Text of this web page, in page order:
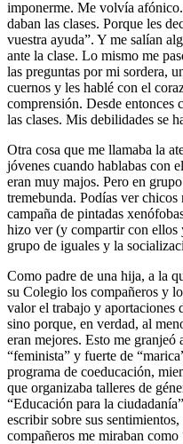
imponerme. Me volvía
daban las clases. Porque les
vuestra ayuda”. Y me salían
ante la clase. Lo mismo me
las preguntas por mi sordera,
cuernos y les hablé con el
comprensión. Desde entonces
las clases. Mis debilidades se
Otra cosa que me llamaba la
jóvenes cuando hablabas con
eran muy majos. Pero en
tremebunda. Podías ver
campaña de pintadas
hizo ver (y compartir con ellos
grupo de iguales y la
Como padre de una hija, a la
su Colegio los compañeros y
valor el trabajo y aportaciones
sino porque, en verdad, al
eran mejores. Esto me granjeó
“feminista” y fuerte de
programa de coeducación,
que organizaba talleres de
“Educación para la
escribir sobre sus
compañeros me miraban como